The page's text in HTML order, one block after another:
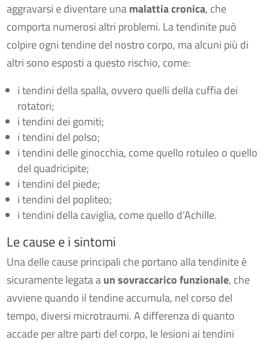
aggravarsi e diventare unamalattia cronica, che
comporta numerosi altri problemi. La tendinite può
colpire ogni tendine del nostro corpo, ma alcuni più di
altri sono esposti a questo rischio, come:
i tendini della spalla, ovvero quelli della cuffia dei
rotatori;
i tendini dei gomiti;
i tendini del polso;
i tendini delle ginocchia, come quello rotuleo o quello
del quadricipite;
i tendini del piede;
i tendini del popliteo;
i tendini della caviglia, come quello d’Achille.
Le cause e i sintomi
Una delle cause principali che portano alla tendinite è
sicuramente legata aun sovraccarico funzionale, che
avviene quando il tendine accumula, nel corso del
tempo, diversi microtraumi. A differenza di quanto
accade per altre parti del corpo, le lesioni ai tendini